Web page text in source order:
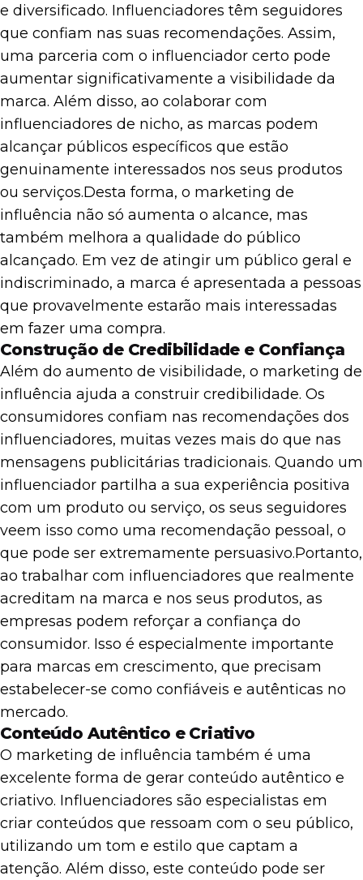
e diversificado. Influenciadores têm seguidores
que confiam nas suas recomendações. Assim,
uma parceria com o influenciador certo pode
aumentar significativamente a visibilidade da
marca. Além disso, ao colaborar com
influenciadores de nicho, as marcas podem
alcançar públicos específicos que estão
genuinamente interessados nos seus produtos
ou serviços.Desta forma, o marketing de
influência não só aumenta o alcance, mas
também melhora a qualidade do público
alcançado. Em vez de atingir um público geral e
indiscriminado, a marca é apresentada a pessoas
que provavelmente estarão mais interessadas
em fazer uma compra.
Construção de Credibilidade e Confiança
Além do aumento de visibilidade, o marketing de
influência ajuda a construir credibilidade. Os
consumidores confiam nas recomendações dos
influenciadores, muitas vezes mais do que nas
mensagens publicitárias tradicionais. Quando um
influenciador partilha a sua experiência positiva
com um produto ou serviço, os seus seguidores
veem isso como uma recomendação pessoal, o
que pode ser extremamente persuasivo.Portanto,
ao trabalhar com influenciadores que realmente
acreditam na marca e nos seus produtos, as
empresas podem reforçar a confiança do
consumidor. Isso é especialmente importante
para marcas em crescimento, que precisam
estabelecer-se como confiáveis e autênticas no
mercado.
Conteúdo Autêntico e Criativo
O marketing de influência também é uma
excelente forma de gerar conteúdo autêntico e
criativo. Influenciadores são especialistas em
criar conteúdos que ressoam com o seu público,
utilizando um tom e estilo que captam a
atenção. Além disso, este conteúdo pode ser